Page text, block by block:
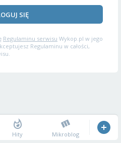
SIĘ
Regulaminu serwisu Wykop.pl w jego
Regulaminu w całości,
Hity Mikroblog